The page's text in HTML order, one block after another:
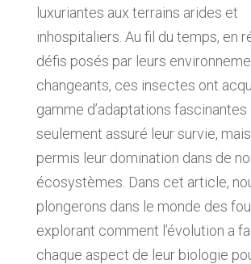
luxuriantes aux terrains arides et
inhospitaliers. Au fil du temps, en
défis posés par leurs
changeants, ces insectes ont
gamme d’adaptations fascinantes
seulement assuré leur survie,
permis leur domination dans de
écosystèmes. Dans cet article,
plongerons dans le monde des
explorant comment l’évolution a
chaque aspect de leur biologie